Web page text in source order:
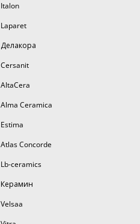
Italon
Laparet
Делакора
Cersanit
AltaCera
Alma Ceramica
Estima
Atlas Concorde
Lb-ceramics
Керамин
Velsaa